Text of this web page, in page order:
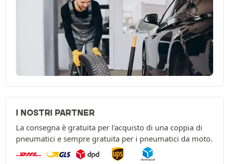
I NOSTRI PARTNER
La consegna è gratuita per l'acquisto di una coppia di
pneumatici e sempre gratuita per i pneumatici da moto.